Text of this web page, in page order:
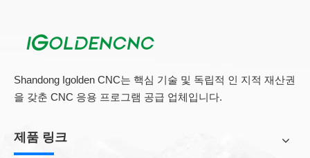
게 될 것입니다. 도구 교환기도 제공됩니다. 또한, 그는 자신의 직
요할 것입니다.
• 귀하의 크기를 알고 :
제안했습니다.
Shandong Igolden CNC는 핵심 기술 및 독립적 인 지적 재산권
을 갖춘 CNC 응용 프로그램 공급 업체입니다.
제품 링크